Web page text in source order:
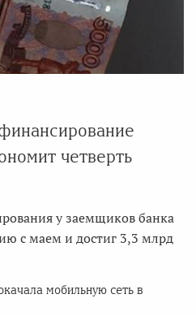
четверть
у заемщиков банка
с маем и достиг 3,3 млрд
мобильную сеть в